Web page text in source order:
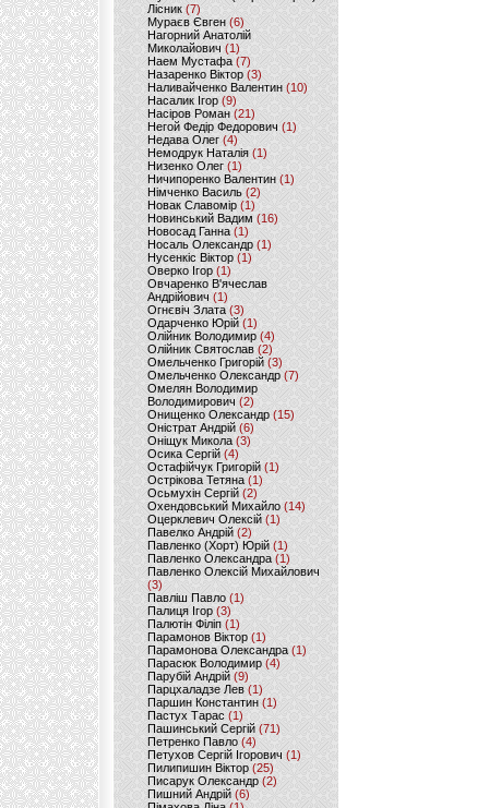
Лісник (7)
Мураєв Євген(6)
Нагорний Анатолій
Миколайович (1)
Наем Мустафа (7)
Назаренко Віктор (3)
Наливайченко Валентин (10)
Насалик Ігор(9)
Насіров Роман (21)
Негой Федір Федорович(1)
Недава Олег(4)
Немодрук Наталія(1)
Низенко Олег (1)
Ничипоренко Валентин (1)
Німченко Василь (2)
Новак Славомір (1)
Новинський Вадим (16)
Новосад Ганна (1)
Носаль Олександр (1)
Нусенкіс Віктор (1)
Оверко Ігор (1)
Овчаренко В'ячеслав
Андрійович(1)
Огнєвіч Злата (3)
Одарченко Юрій(1)
Олійник Володимир (4)
Олійник Святослав (2)
Омельченко Григорій (3)
Омельченко Олександр(7)
Омелян Володимир
Володимирович (2)
Онищенко Олександр (15)
Оністрат Андрій (6)
Оніщук Микола (3)
Осика Сергій(4)
Остафійчук Григорій(1)
Острікова Тетяна (1)
Осьмухін Сергій (2)
Охендовський Михайло (14)
Оцерклевич Олексій (1)
Павелко Андрій (2)
Павленко (Хорт) Юрій (1)
Павленко Олександра (1)
Павленко Олексій Михайлович
(3)
Павліш Павло(1)
Палиця Ігор (3)
Палютін Філіп(1)
Парамонов Віктор (1)
Парамонова Олександра(1)
Парасюк Володимир(4)
Парубій Андрій (9)
Парцхаладзе Лев (1)
Паршин Константин(1)
Пастух Тарас (1)
Пашинський Сергій (71)
Петренко Павло (4)
Петухов Сергій Ігорович (1)
Пилипишин Віктор(25)
Писарук Олександр(2)
Пишний Андрій (6)